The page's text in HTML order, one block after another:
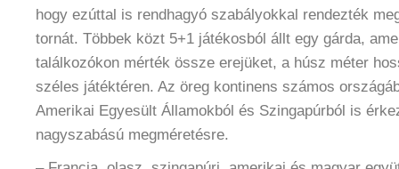
hogy ezúttal is rendhagyó szabályokkal rendezték
tornát. Többek közt 5+1 játékosból állt egy gárda,
találkozókon mérték össze erejüket, a húsz méter
széles játéktéren. Az öreg kontinens számos
Amerikai Egyesült Államokból és Szingapúrból is
nagyszabású megméretésre.